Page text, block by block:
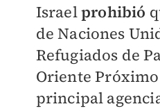
Israelprohibió
de Naciones
Refugiados de
Oriente
principal